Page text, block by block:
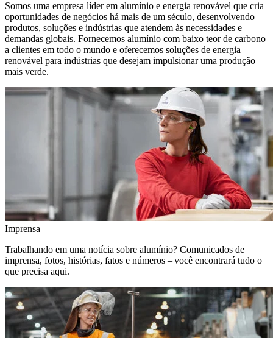
Somos uma empresa líder em alumínio e energia renovável que cria
oportunidades de negócios há mais de um século, desenvolvendo
produtos, soluções e indústrias que atendem às necessidades e
demandas globais. Fornecemos alumínio com baixo teor de carbono
a clientes em todo o mundo e oferecemos soluções de energia
renovável para indústrias que desejam impulsionar uma produção
mais verde.
Imprensa
Trabalhando em uma notícia sobre alumínio? Comunicados de
imprensa, fotos, histórias, fatos e números – você encontrará tudo o
que precisa aqui.